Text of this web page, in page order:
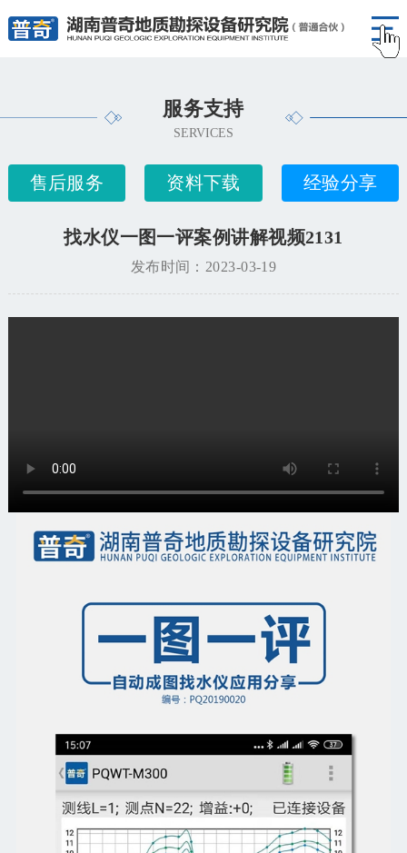
服务支持
SERVICES
售后服务 资料下载 经验分享
找水仪一图一评案例讲解视频2131
发布时间：2023-03-19